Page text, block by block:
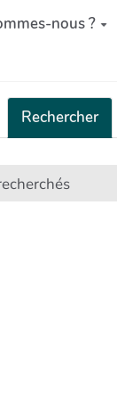
nous ?
Rechercher